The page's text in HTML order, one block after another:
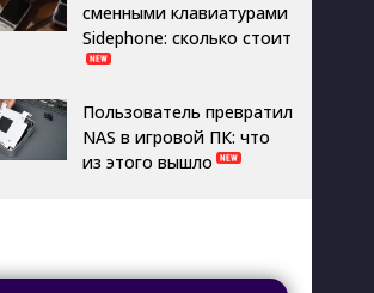
сменными клавиатурами
Sidephone: сколько стоит
Пользователь превратил
NAS в игровой ПК: что
из этого вышло